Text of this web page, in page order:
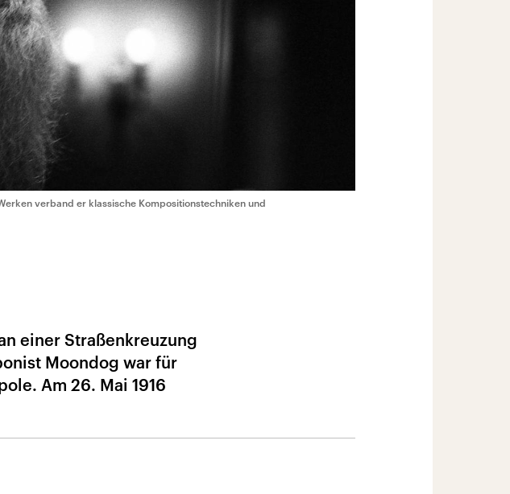
verband er klassische Kompositionstechniken und
einer Straßenkreuzung
Moondog war für
Am 26. Mai 1916